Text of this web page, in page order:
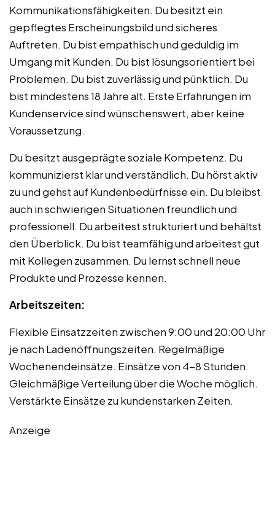
Kommunikationsfähigkeiten. Du besitzt ein
gepflegtes Erscheinungsbild und sicheres
Auftreten. Du bist empathisch und geduldig im
Umgang mit Kunden. Du bist lösungsorientiert bei
Problemen. Du bist zuverlässig und pünktlich. Du
bist mindestens 18 Jahre alt. Erste Erfahrungen im
Kundenservice sind wünschenswert, aber keine
Voraussetzung.
Du besitzt ausgeprägte soziale Kompetenz. Du
kommunizierst klar und verständlich. Du hörst aktiv
zu und gehst auf Kundenbedürfnisse ein. Du bleibst
auch in schwierigen Situationen freundlich und
professionell. Du arbeitest strukturiert und behältst
den Überblick. Du bist teamfähig und arbeitest gut
mit Kollegen zusammen. Du lernst schnell neue
Produkte und Prozesse kennen.
Arbeitszeiten:
Flexible Einsatzzeiten zwischen 9:00 und 20:00 Uhr
je nach Ladenöffnungszeiten. Regelmäßige
Wochenendeinsätze. Einsätze von 4-8 Stunden.
Gleichmäßige Verteilung über die Woche möglich.
Verstärkte Einsätze zu kundenstarken Zeiten.
Anzeige